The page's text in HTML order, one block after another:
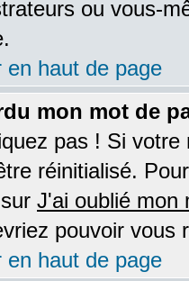
ou vous-
en haut de page
mon mot de
pas ! Si
réinitialisé.
J'ai oublié mon
pouvoir vous
en haut de page